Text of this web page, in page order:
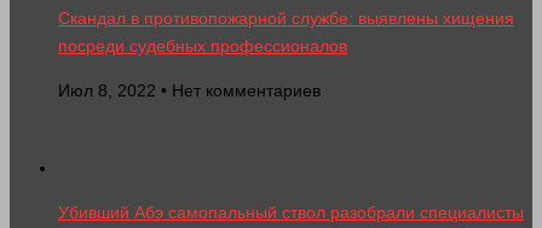
Скандал в противопожарной службе: выявлены хищения
посреди судебных профессионалов
Июл 8, 2022 • Нет комментариев
Убивший Абэ самопальный ствол разобрали специалисты